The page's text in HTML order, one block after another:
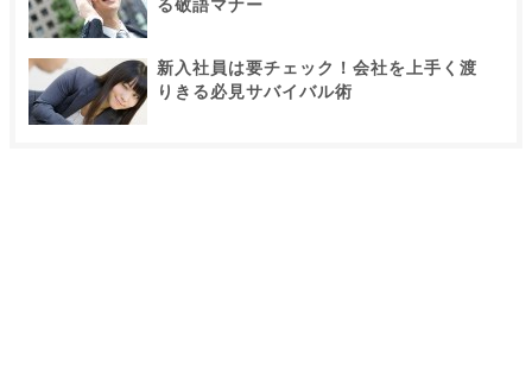
る敬語マナー
新入社員は要チェック！会社を上手く渡
りきる必見サバイバル術